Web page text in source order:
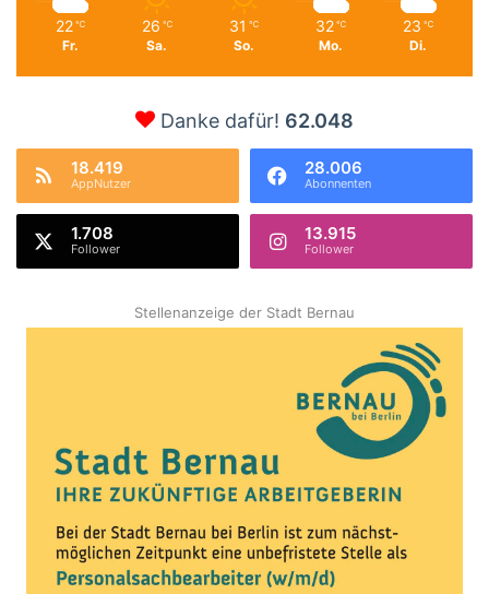
22 ℃
Fr.
26 ℃
Sa.
31 ℃
So.
32 ℃
Mo.
23 ℃
Di.
Danke dafür! 62.048
18.419
AppNutzer
28.006
Abonnenten
1.708
Follower
13.915
Follower
Stellenanzeige der Stadt Bernau